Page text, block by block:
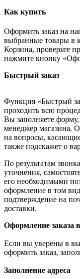
Как купить
Оформить заказ на
выбранные товары в
Корзина, проверьте
нажмите кнопку
Быстрый заказ
Функция «Быстрый
проходить всю
Вы заполняете форму,
менеджер магазина.
на вопросы,
также подскажет о
По результатам
уточнения,
его необходимыми
оформление в том
подтверждение на
доставки.
Оформление заказа
Если вы уверены в
оформить заказ,
Заполнение адреса